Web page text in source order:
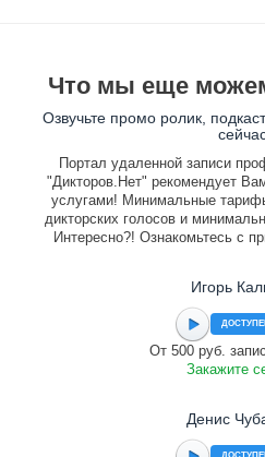
Что мы еще
Озвучьте промо ролик,
Портал удаленной записи
"Дикторов.Нет" рекомендует
услугами! Минимальные
дикторских голосов и
Интересно?! Ознакомьтесь с
Игорь
От 500 руб.
Закажите
Денис